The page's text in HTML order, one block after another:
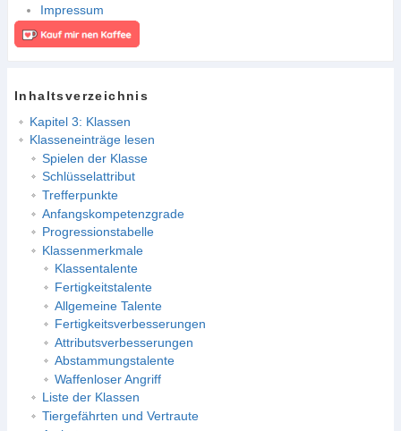
Impressum
Inhaltsverzeichnis
Kapitel 3: Klassen
Klasseneinträge lesen
Spielen der Klasse
Schlüsselattribut
Trefferpunkte
Anfangskompetenzgrade
Progressionstabelle
Klassenmerkmale
Klassentalente
Fertigkeitstalente
Allgemeine Talente
Fertigkeitsverbesserungen
Attributsverbesserungen
Abstammungstalente
Waffenloser Angriff
Liste der Klassen
Tiergefährten und Vertraute